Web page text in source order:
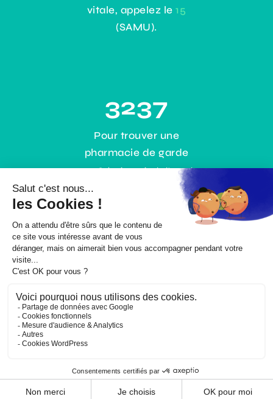
vitale, appelez le15
(SAMU).
3237
Pour trouver une
pharmacie de garde
0,35€ / min + prix de l’appel
© Copyright |Mentions légales